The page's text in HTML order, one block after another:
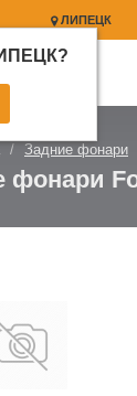
ЛИПЕЦК
?
Задние фонари
фонари